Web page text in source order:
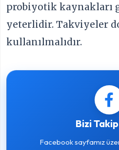
probiyotik kaynakları
yeterlidir. Takviyeler
kullanılmalıdır.
Bizi
Facebook sayfamız